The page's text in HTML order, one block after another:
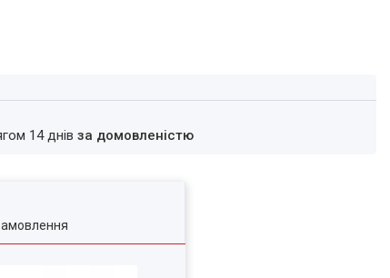
14 днівза домовленістю